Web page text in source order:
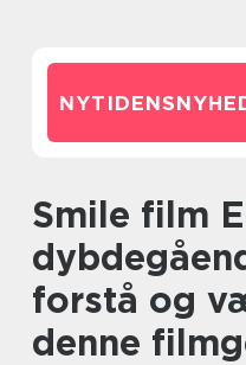
Smile film En
forstå og
denne